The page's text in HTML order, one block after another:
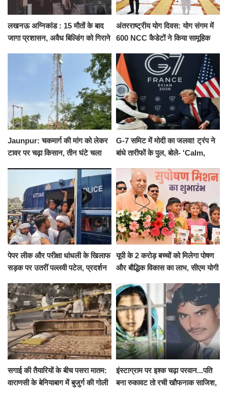
लखनऊ अग्निकांड : 15 मौतों के बाद
जागा प्रशासन, अवैध बिल्डिंग को गिराने
अंतरराष्ट्रीय योग दिवस: योग संगम में
600 NCC कैडेटों ने किया सामूहिक
संकल्प
Jaunpur: चकमार्ग की मांग को लेकर
टावर पर चढ़ा किसान, तीन घंटे चला
G-7 समिट में मोदी का जलवा! ट्रंप ने
बांधे तारीफों के पुल, बोले- 'Calm,
पेपर लीक और परीक्षा धांधली के खिलाफ
सड़क पर उतरीं पल्लवी पटेल, प्रदर्शन
यूपी के 2 करोड़ बच्चों को मिलेगा पोषण
और बौद्धिक विकास का लाभ, सीएम योगी
सगाई की तैयारियों के बीच पसरा मातम:
वाराणसी के बेनियाबाग में बुजुर्ग की गोली
इंस्टाग्राम पर इश्क चढ़ा परवान...पति
बना रुकावट तो रची खौफनाक साजिश,